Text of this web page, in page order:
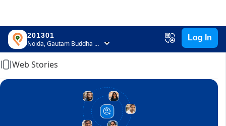
201301
Noida, Gautam Buddha Nagar, Uttar Pradesh
Log In
Home
Web Stories